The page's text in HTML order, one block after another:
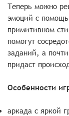
Теперь можно
эмоций с
примитивном
помогут
заданий, а
придаст
Особенности
аркада с яркой